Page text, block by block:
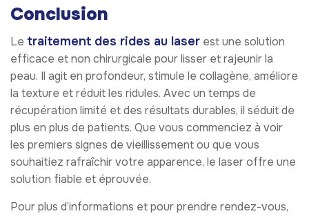
Conclusion
Le traitement des rides au laser est une solution
efficace et non chirurgicale pour lisser et rajeunir la
peau. Il agit en profondeur, stimule le collagène, améliore
la texture et réduit les ridules. Avec un temps de
récupération limité et des résultats durables, il séduit de
plus en plus de patients. Que vous commenciez à voir
les premiers signes de vieillissement ou que vous
souhaitiez rafraîchir votre apparence, le laser offre une
solution fiable et éprouvée.
Pour plus d’informations et pour prendre rendez-vous,